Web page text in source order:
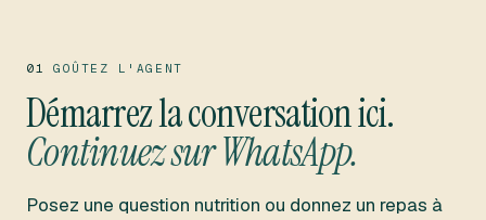
01 GOÛTEZ L'AGENT
Démarrez la conversation ici.
Continuez sur WhatsApp.
Posez une question nutrition ou donnez un repas à